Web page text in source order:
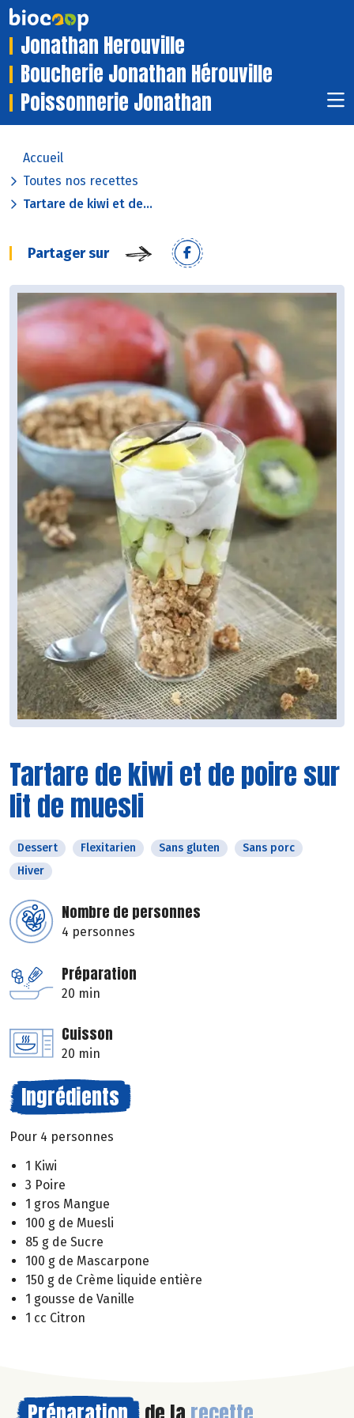
Jonathan Herouville
Boucherie Jonathan Hérouville
Poissonnerie Jonathan
Accueil
Toutes nos recettes
Tartare de kiwi et de...
Partager sur
Tartare de kiwi et de poire sur
lit de muesli
Dessert Flexitarien Sans gluten
Sans porc
Hiver
Nombre de personnes
4 personnes
Préparation
20 min
Cuisson
20 min
Ingrédients
Pour 4 personnes
1 Kiwi
3 Poire
1 gros Mangue
100 g de Muesli
85 g de Sucre
100 g de Mascarpone
150 g de Crème liquide entière
1 gousse de Vanille
1 cc Citron